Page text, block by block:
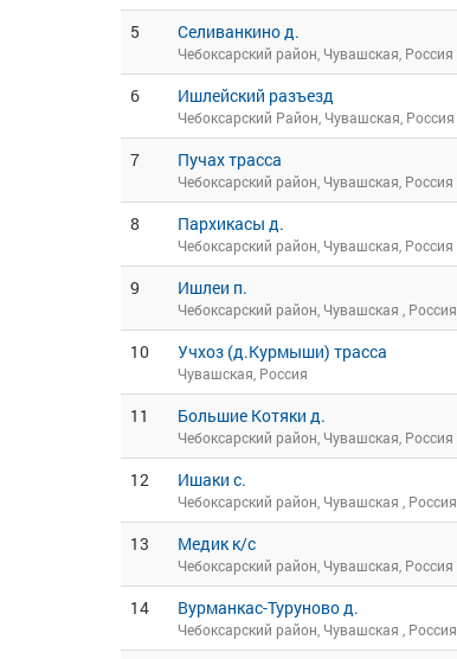
5 Селиванкино д.
Чебоксарский район, Чувашская, Россия
6 Ишлейский разъезд
Чебоксарский Район, Чувашская, Россия
7 Пучах трасса
Чебоксарский район, Чувашская, Россия
8 Пархикасы д.
Чебоксарский район, Чувашская, Россия
9 Ишлеи п.
Чебоксарский район, Чувашская , Россия
10 Учхоз (д.Курмыши) трасса
Чувашская, Россия
11 Большие Котяки д.
Чебоксарский район, Чувашская, Россия
12 Ишаки с.
Чебоксарский район, Чувашская , Россия
13 Медик к/с
Чебоксарский район, Чувашская, Россия
14 Вурманкас-Туруново д.
Чебоксарский район, Чувашская , Россия